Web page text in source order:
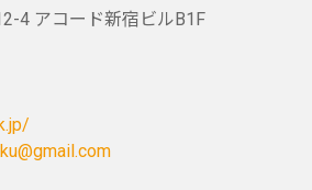
4 アコード新宿ビルB1F